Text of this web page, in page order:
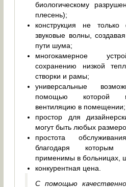
биологическому
плесень);
конструкция не
звуковые волны,
пути шума;
многокамерное
сохранению низкой
створки и рамы;
универсальные
помощью которой
вентиляцию в помещении;
простор для
могут быть любых
простота
благодаря которым
применимы в больницах,
конкурентная цена.
С помощью